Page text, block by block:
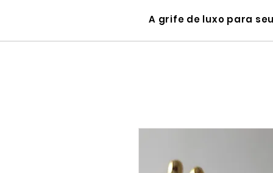
A grife de luxo para